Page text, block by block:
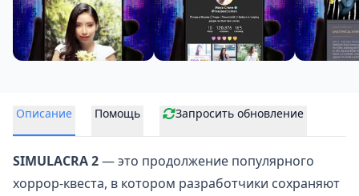
Описание Помощь Запросить обновление
SIMULACRA 2— это продолжение популярного
хоррор-квеста, в котором разработчики сохраняют